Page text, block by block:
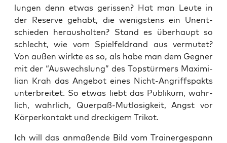
lun­gen denn etwas geris­sen? Hat man Leu­te in
der Reser­ve gehabt, die wenigs­tens ein Unent­
schie­den her­aus­hol­ten? Stand es über­haupt so
schlecht, wie vom Spiel­feld­rand aus ver­mu­tet?
Von außen wirk­te es so, als habe man dem Geg­ner
mit der “Aus­wechs­lung” des Top­stür­mers Maxi­mi­
li­an Krah das Ange­bot eines Nicht-Angriffs­pakts
unter­brei­tet. So etwas liebt das Publi­kum, wahr­
lich, wahr­lich, Quer­paß-Mut­lo­sig­keit, Angst vor
Kör­per­kon­takt und dre­cki­gem Trikot.
Ich will das anma­ßen­de Bild vom Trai­ner­ge­spann